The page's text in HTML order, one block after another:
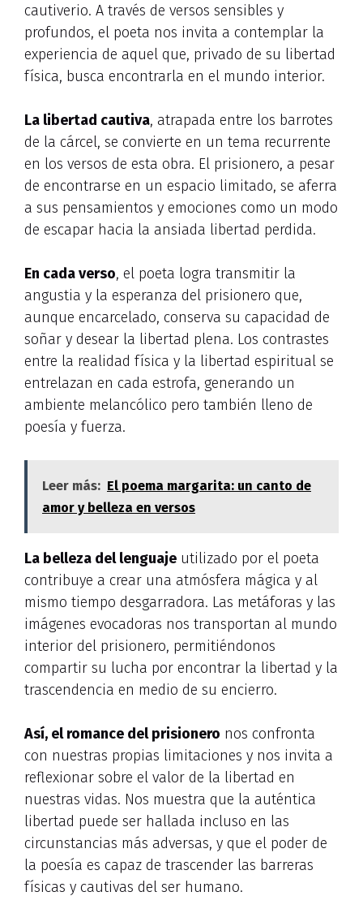
cautiverio. A través de versos sensibles y
profundos, el poeta nos invita a contemplar la
experiencia de aquel que, privado de su libertad
física, busca encontrarla en el mundo interior.
La libertad cautiva, atrapada entre los barrotes
de la cárcel, se convierte en un tema recurrente
en los versos de esta obra. El prisionero, a pesar
de encontrarse en un espacio limitado, se aferra
a sus pensamientos y emociones como un modo
de escapar hacia la ansiada libertad perdida.
En cada verso, el poeta logra transmitir la
angustia y la esperanza del prisionero que,
aunque encarcelado, conserva su capacidad de
soñar y desear la libertad plena. Los contrastes
entre la realidad física y la libertad espiritual se
entrelazan en cada estrofa, generando un
ambiente melancólico pero también lleno de
poesía y fuerza.
Leer más: El poema margarita: un canto de
amor y belleza en versos
La belleza del lenguaje utilizado por el poeta
contribuye a crear una atmósfera mágica y al
mismo tiempo desgarradora. Las metáforas y las
imágenes evocadoras nos transportan al mundo
interior del prisionero, permitiéndonos
compartir su lucha por encontrar la libertad y la
trascendencia en medio de su encierro.
Así, el romance del prisionero nos confronta
con nuestras propias limitaciones y nos invita a
reflexionar sobre el valor de la libertad en
nuestras vidas. Nos muestra que la auténtica
libertad puede ser hallada incluso en las
circunstancias más adversas, y que el poder de
la poesía es capaz de trascender las barreras
físicas y cautivas del ser humano.